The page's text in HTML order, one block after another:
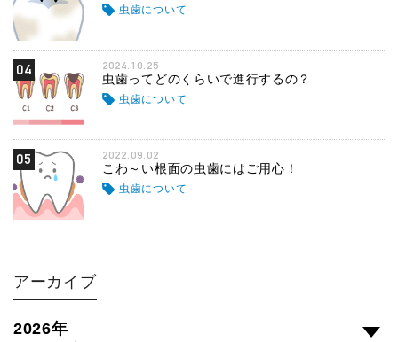
虫歯について
04 2024.10.25
虫歯ってどのくらいで進行するの？
虫歯について
05 2022.09.02
こわ～い根面の虫歯にはご用心！
虫歯について
アーカイブ
2026年